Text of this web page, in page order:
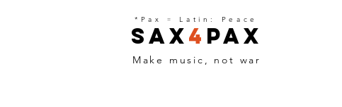
*Pax= Latin: Peace
Sax4 Pax
Make music, not war